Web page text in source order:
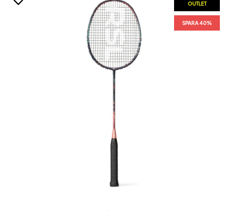
OUTLET
SPARA 40%
OUTLET
SPARA 40%
OUTLET
SPARA 40%